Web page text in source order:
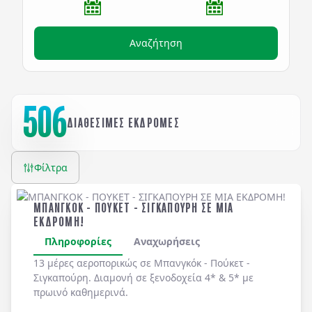
Αναζήτηση
506ΔΙΑΘΕΣΙΜΕΣ ΕΚΔΡΟΜΕΣ
Φίλτρα
ΜΠΑΝΓΚΟΚ - ΠΟΥΚΕΤ - ΣΙΓΚΑΠΟΥΡΗ ΣΕ ΜΙΑ
ΕΚΔΡΟΜΗ!
Πληροφορίες
Αναχωρήσεις
13 μέρες αεροπορικώς σε Μπανγκόκ - Πούκετ -
Σιγκαπούρη. Διαμονή σε ξενοδοχεία 4* & 5* με
πρωινό καθημερινά.